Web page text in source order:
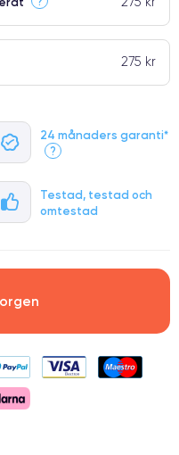
24 månaders garanti*
?
Testad, testad och
omtestad
275 kr